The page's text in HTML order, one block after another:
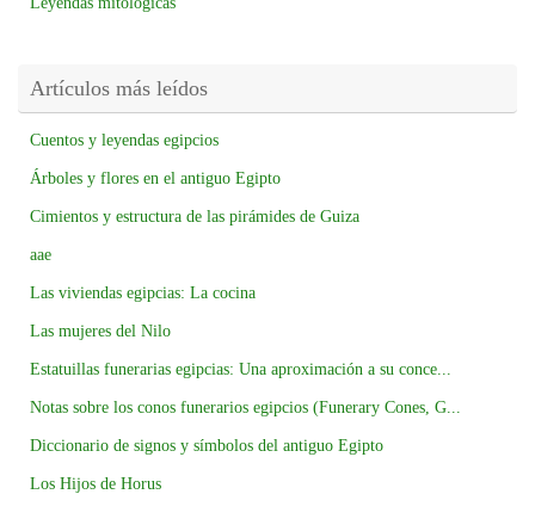
Artículos más leídos
Cuentos y leyendas egipcios
Árboles y flores en el antiguo Egipto
Cimientos y estructura de las pirámides de Guiza
aae
Las viviendas egipcias: La cocina
Las mujeres del Nilo
Estatuillas funerarias egipcias: Una aproximación a su conce...
Notas sobre los conos funerarios egipcios (Funerary Cones, G...
Diccionario de signos y símbolos del antiguo Egipto
Los Hijos de Horus